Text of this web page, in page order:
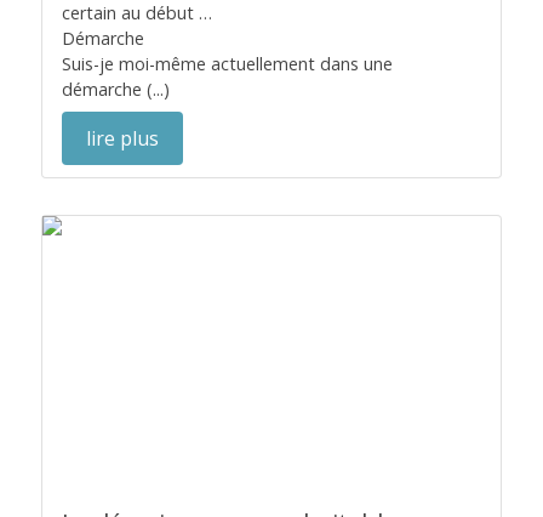
certain au début …
Démarche
Suis-je moi-même actuellement dans une
démarche (...)
lire plus